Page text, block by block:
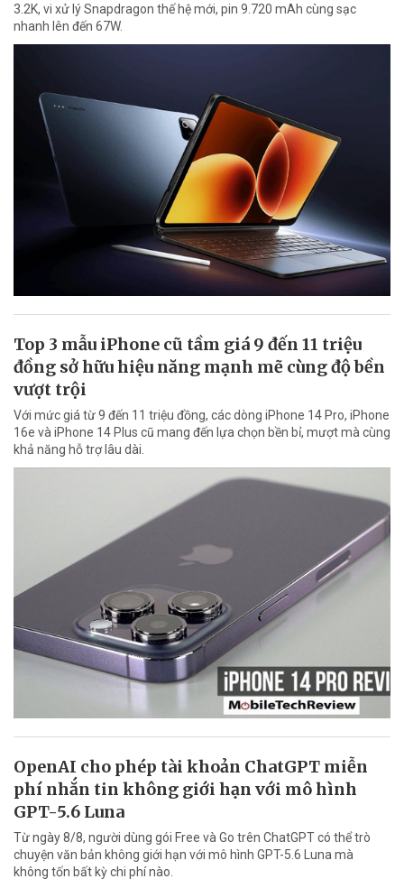
3.2K, vi xử lý Snapdragon thế hệ mới, pin 9.720 mAh cùng sạc
nhanh lên đến 67W.
Top 3 mẫu iPhone cũ tầm giá 9 đến 11 triệu
đồng sở hữu hiệu năng mạnh mẽ cùng độ bền
vượt trội
Với mức giá từ 9 đến 11 triệu đồng, các dòng iPhone 14 Pro, iPhone
16e và iPhone 14 Plus cũ mang đến lựa chọn bền bỉ, mượt mà cùng
khả năng hỗ trợ lâu dài.
OpenAI cho phép tài khoản ChatGPT miễn
phí nhắn tin không giới hạn với mô hình
GPT-5.6 Luna
Từ ngày 8/8, người dùng gói Free và Go trên ChatGPT có thể trò
chuyện văn bản không giới hạn với mô hình GPT-5.6 Luna mà
không tốn bất kỳ chi phí nào.